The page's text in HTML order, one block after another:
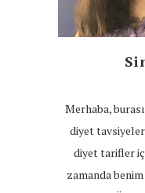
Merhaba,
diyet
diyet tarifler
zamanda